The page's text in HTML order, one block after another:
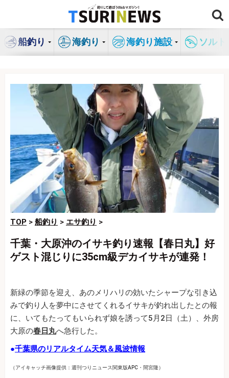
ン
船釣り 海釣り 海釣り施設 ソル
TOP > 船釣り > エサ釣り >
千葉・大原沖のイサキ釣り速報【春日丸】好
ゲスト混じりに35cm級デカイサキが連発！
新緑の季節を迎え、あのメリハリの効いたシャープな引き込
みで釣り人を夢中にさせてくれるイサキが釣れ出したとの報
に、いてもたってもいられず娘を誘って5月2日（土）、外房
大原の春日丸へ急行した。
●千葉県のリアルタイム天気＆風波情報
（アイキャッチ画像提供：週刊つりニュース関東版APC・間宮隆）